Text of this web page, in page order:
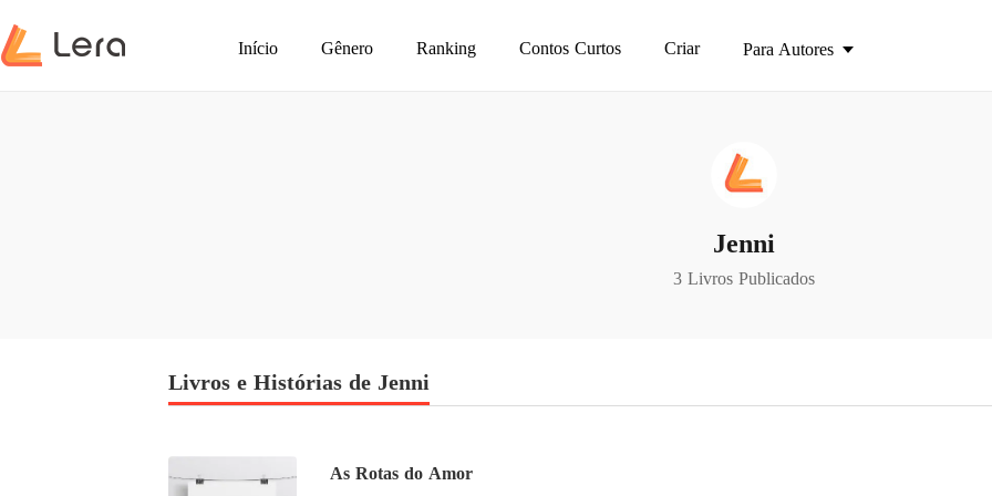
Início Gênero Ranking Contos Curtos Criar Para Autores
Jenni
3 Livros Publicados
Livros e Histórias de Jenni
As Rotas do Amor